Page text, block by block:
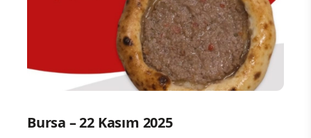
Bursa – 22 Kasım 2025